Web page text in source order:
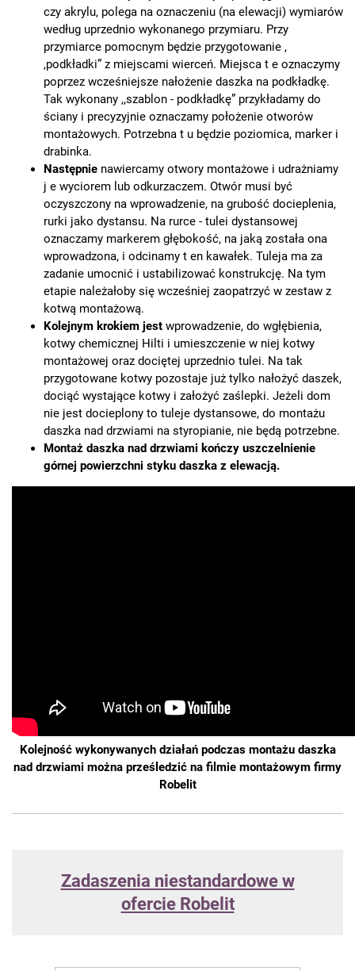
czy akrylu, polega na oznaczeniu (na elewacji) wymiarów
według uprzednio wykonanego przymiaru. Przy
przymiarce pomocnym będzie przygotowanie ,
,podkładki” z miejscami wierceń. Miejsca t e oznaczymy
poprzez wcześniejsze nałożenie daszka na podkładkę.
Tak wykonany ,,szablon - podkładkę” przykładamy do
ściany i precyzyjnie oznaczamy położenie otworów
montażowych. Potrzebna t u będzie poziomica, marker i
drabinka.
Następnie nawiercamy otwory montażowe i udrażniamy
j e wyciorem lub odkurzaczem. Otwór musi być
oczyszczony na wprowadzenie, na grubość docieplenia,
rurki jako dystansu. Na rurce - tulei dystansowej
oznaczamy markerem głębokość, na jaką została ona
wprowadzona, i odcinamy t en kawałek. Tuleja ma za
zadanie umocnić i ustabilizować konstrukcję. Na tym
etapie należałoby się wcześniej zaopatrzyć w zestaw z
kotwą montażową.
Kolejnym krokiem jest wprowadzenie, do wgłębienia,
kotwy chemicznej Hilti i umieszczenie w niej kotwy
montażowej oraz dociętej uprzednio tulei. Na tak
przygotowane kotwy pozostaje już tylko nałożyć daszek,
dociąć wystające kotwy i założyć zaślepki. Jeżeli dom
nie jest docieplony to tuleje dystansowe, do montażu
daszka nad drzwiami na styropianie, nie będą potrzebne.
Montaż daszka nad drzwiami kończy uszczelnienie
górnej powierzchni styku daszka z elewacją.
Kolejność wykonywanych działań podczas montażu daszka
nad drzwiami można prześledzić na filmie montażowym firmy
Robelit
Zadaszenia niestandardowe w
ofercie Robelit